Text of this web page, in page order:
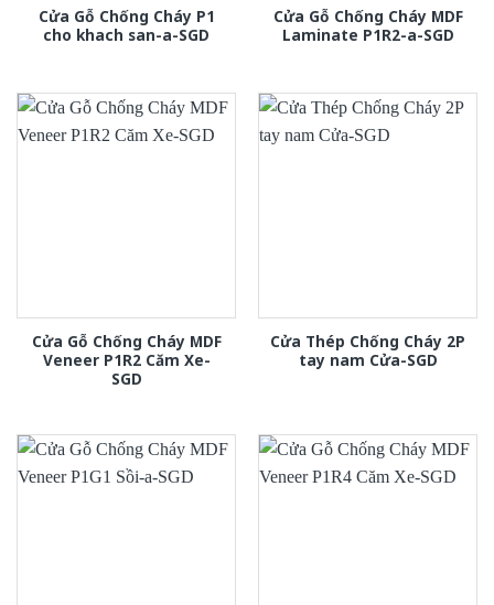
Cửa Gỗ Chống Cháy P1
cho khach san-a-SGD
Cửa Gỗ Chống Cháy MDF
Laminate P1R2-a-SGD
Cửa Gỗ Chống Cháy MDF
Veneer P1R2 Căm Xe-
SGD
Cửa Thép Chống Cháy 2P
tay nam Cửa-SGD